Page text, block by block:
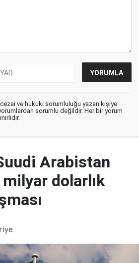
cezai ve hukuki sorumluluğu yazan kişiye
sorumlu değildir. Her bir yorum
Arabistan
milyar dolarlık